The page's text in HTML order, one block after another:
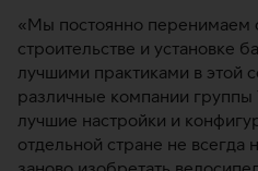
«Мы постоянно перенимаем
строительстве и установке
лучшими практиками в этой
различные компании группы
лучшие настройки и
отдельной стране не